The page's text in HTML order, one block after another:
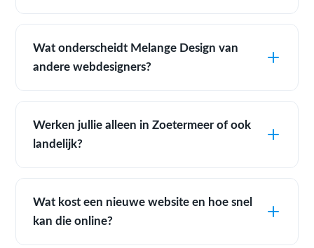
Wat onderscheidt Melange Design van
andere webdesigners?
Werken jullie alleen in Zoetermeer of ook
landelijk?
Wat kost een nieuwe website en hoe snel
kan die online?